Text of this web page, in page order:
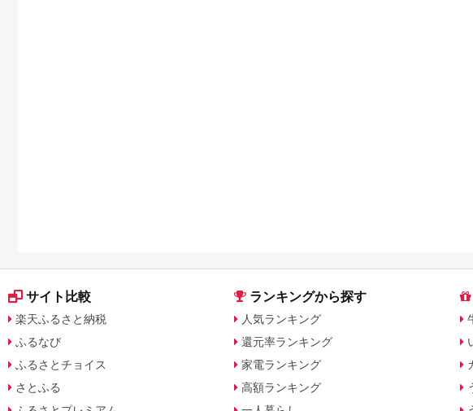
サイト比較
楽天ふるさと納税
ふるなび
ふるさとチョイス
さとふる
ランキングから探す
人気ランキング
還元率ランキング
家電ランキング
高額ランキング